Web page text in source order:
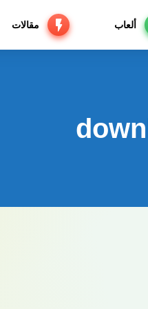
ألعاب مقالات